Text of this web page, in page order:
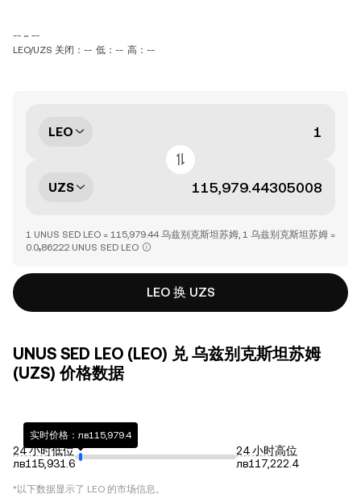
-- ~ --
LEO/UZS 关闭：-- 低：-- 高：--
LEO
UZS
1 UNUS SED LEO = 115,979.44 乌兹别克斯坦苏姆, 1 乌兹别克斯坦苏姆 =
0.0₅86222 UNUS SED LEO
LEO 换 UZS
UNUS SED LEO (LEO) 兑 乌兹别克斯坦苏姆
(UZS) 价格数据
24 小时低位
лв115,931.6
实时价格：лв115,979.4
24 小时高位
лв117,222.4
*以下数据显示了 LEO 的市场信息。